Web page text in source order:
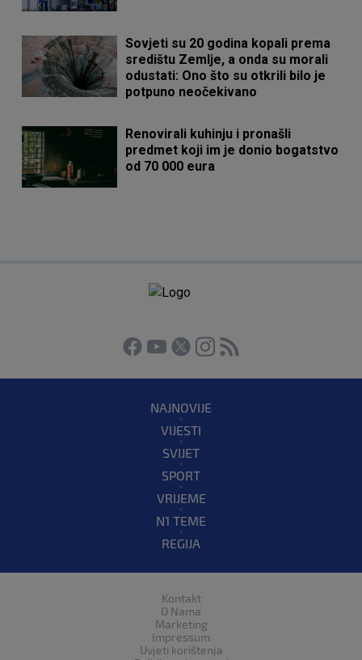
Sovjeti su 20 godina kopali prema
središtu Zemlje, a onda su morali
odustati: Ono što su otkrili bilo je
potpuno neočekivano
Renovirali kuhinju i pronašli
predmet koji im je donio bogatstvo
od 70 000 eura
NAJNOVIJE
VIJESTI
SVIJET
SPORT
VRIJEME
N1 TEME
REGIJA
Kontakt
O Nama
Marketing
Impressum
Uvjeti korištenja